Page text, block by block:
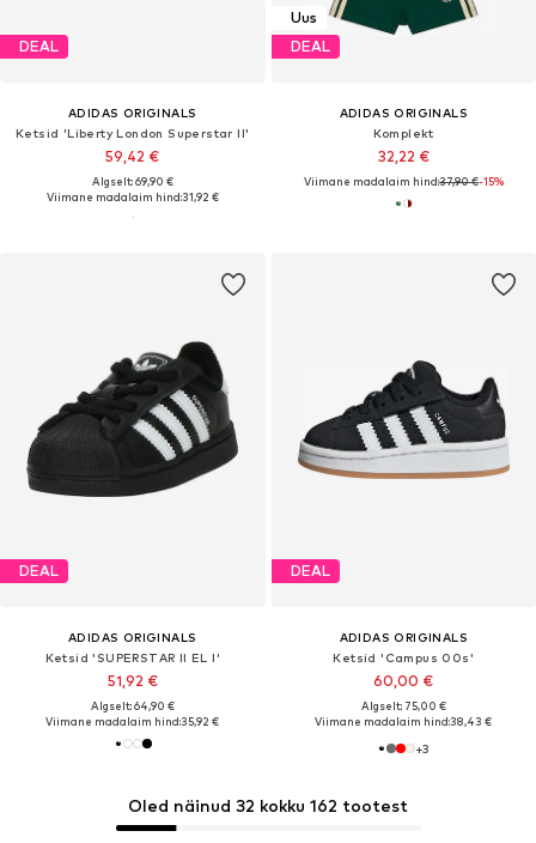
DEAL
ADIDAS ORIGINALS
Ketsid 'Liberty London Superstar II'
59,42 €
Algselt: 69,90 €
Viimane madalaim hind:31,92 €
Uus
DEAL
ADIDAS ORIGINALS
Komplekt
32,22 €
Viimane madalaim hind:37,90 €-15%
DEAL
ADIDAS ORIGINALS
Ketsid 'SUPERSTAR II EL I'
51,92 €
Algselt: 64,90 €
Viimane madalaim hind:35,92 €
DEAL
ADIDAS ORIGINALS
Ketsid 'Campus 00s'
60,00 €
Algselt: 75,00 €
Viimane madalaim hind:38,43 €
+3
Oled näinud 32 kokku 162 tootest